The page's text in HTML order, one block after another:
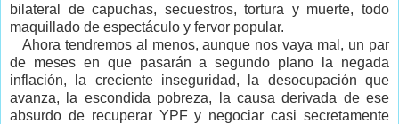
bilateral de capuchas, secuestros, tortura y muerte, todo
maquillado de espectáculo y fervor popular.
Ahora tendremos al menos, aunque nos vaya mal, un par
de meses en que pasarán a segundo plano la negada
inflación, la creciente inseguridad, la desocupación que
avanza, la escondida pobreza, la causa derivada de ese
absurdo de recuperar YPF y negociar casi secretamente